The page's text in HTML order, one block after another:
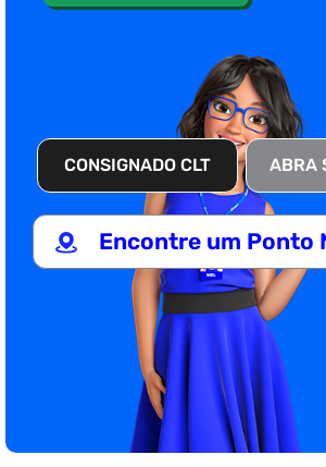
CONSIGNADO CLT ABRA
Encontre um​ Ponto